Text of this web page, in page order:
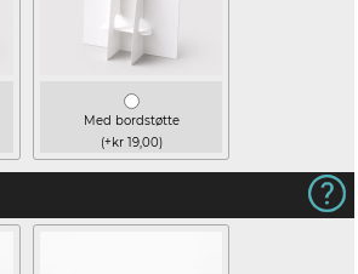
Med bordstøtte
(+kr 19,00)